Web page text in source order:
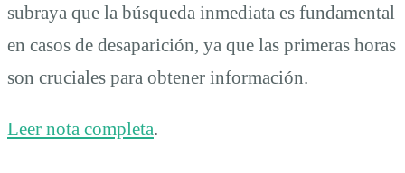
subraya que la búsqueda inmediata es fundamental
en casos de desaparición, ya que las primeras horas
son cruciales para obtener información.
Leer nota completa.